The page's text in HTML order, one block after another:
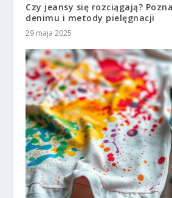
Czy jeansy się rozciągają?
denimu i metody pielęgnacji
29 maja 2025